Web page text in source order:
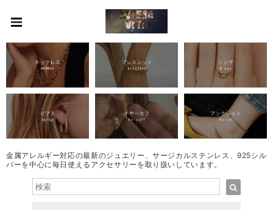
金属アレルギー対応の最新のジュエリー、サージカルステンレス、925シル
バーを中心に毎日使えるアクセサリーを取り扱いしています。